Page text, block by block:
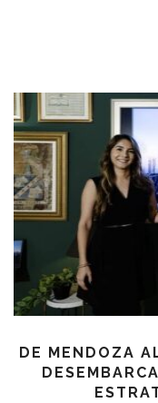
DE MENDOZA